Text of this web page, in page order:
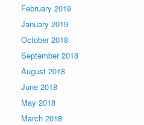
February 2019
January 2019
October 2018
September 2018
August 2018
June 2018
May 2018
March 2018